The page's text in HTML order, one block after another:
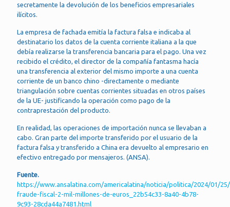
secretamente la devolución de los beneficios empresariales
ilícitos.
La empresa de fachada emitía la factura falsa e indicaba al
destinatario los datos de la cuenta corriente italiana a la que
debía realizarse la transferencia bancaria para el pago. Una vez
recibido el crédito, el director de la compañía fantasma hacía
una transferencia al exterior del mismo importe a una cuenta
corriente de un banco chino -directamente o mediante
triangulación sobre cuentas corrientes situadas en otros países
de la UE- justificando la operación como pago de la
contraprestación del producto.
En realidad, las operaciones de importación nunca se llevaban a
cabo. Gran parte del importe transferido por el usuario de la
factura falsa y transferido a China era devuelto al empresario en
efectivo entregado por mensajeros. (ANSA).
Fuente.
https://www.ansalatina.com/americalatina/noticia/politica/2024/01/
fraude-fiscal-2-mil-millones-de-euros_22b54c33-8a40-4b78-
9c93-28cda44a7481.html